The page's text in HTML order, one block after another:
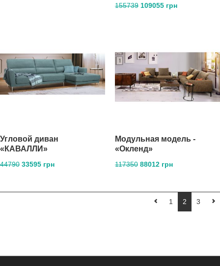
155739 109055 грн
Угловой диван
«КАВАЛЛИ»
44790 33595 грн
Модульная модель -
«Окленд»
117350 88012 грн
1 2 3